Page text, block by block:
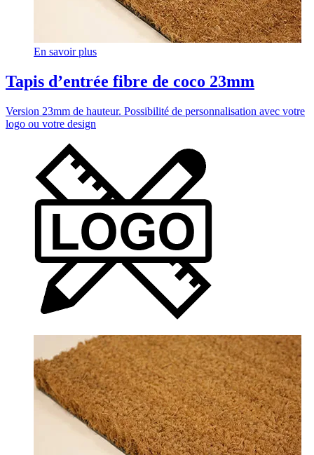
En savoir plus
Tapis d’entrée fibre de coco 23mm
Version 23mm de hauteur. Possibilité de personnalisation avec votre
logo ou votre design